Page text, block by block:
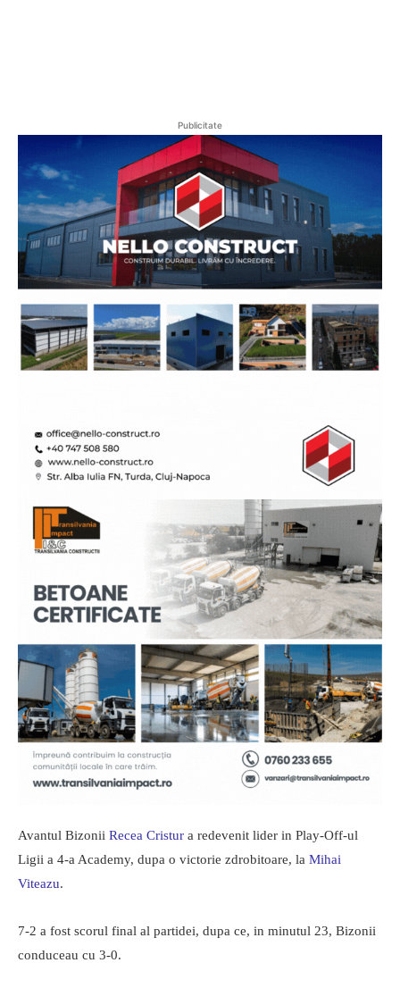
Publicitate
Avantul Bizonii Recea Cristur a redevenit lider in Play-Off-ul
Ligii a 4-a Academy, dupa o victorie zdrobitoare, la Mihai
Viteazu.
7-2 a fost scorul final al partidei, dupa ce, in minutul 23, Bizonii
conduceau cu 3-0.